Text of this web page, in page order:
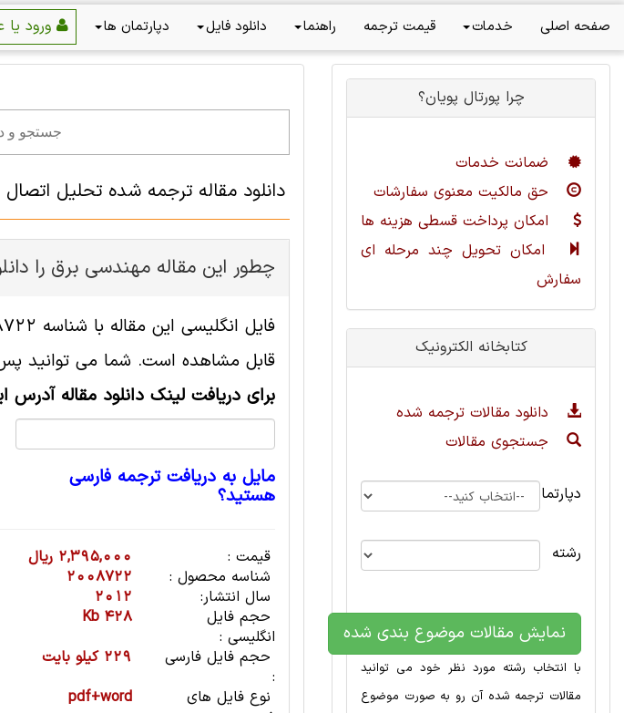
صفحه اصلی خدمات قیمت ترجمه راهنما دانلود فایل دپارتمان ها
دانلود مقاله ترجمه شده تحلیل
چطور این مقاله مهندسی برق را
قابل مشاهده است. شما می توانید پس
برای دریافت لینک دانلود مقاله آدرس
مایل به دریافت ترجمه فارسی
هستید؟
قیمت :
2,395,000 ریال
شناسه محصول :
2008722
سال انتشار:
2012
حجم فایل
انگلیسی :
428 Kb
حجم فایل فارسی
:
229 کیلو بایت
نوع فایل های
pdf+word
چرا پورتال پویان؟
ضمانت خدمات
حق مالکیت معنوی سفارشات
امکان پرداخت قسطی هزینه ها
امکان تحویل چند مرحله ای
سفارش
کتابخانه الکترونیک
دانلود مقالات ترجمه شده
جستجوی مقالات
دپارتمان
رشته
نمایش مقالات موضوع بندی شده
با انتخاب رشته مورد نظر خود می توانید
مقالات ترجمه شده آن رو به صورت موضوع